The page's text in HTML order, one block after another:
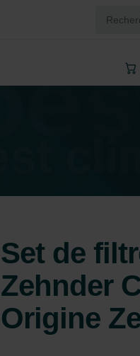
Set de
Zehnder
Origine